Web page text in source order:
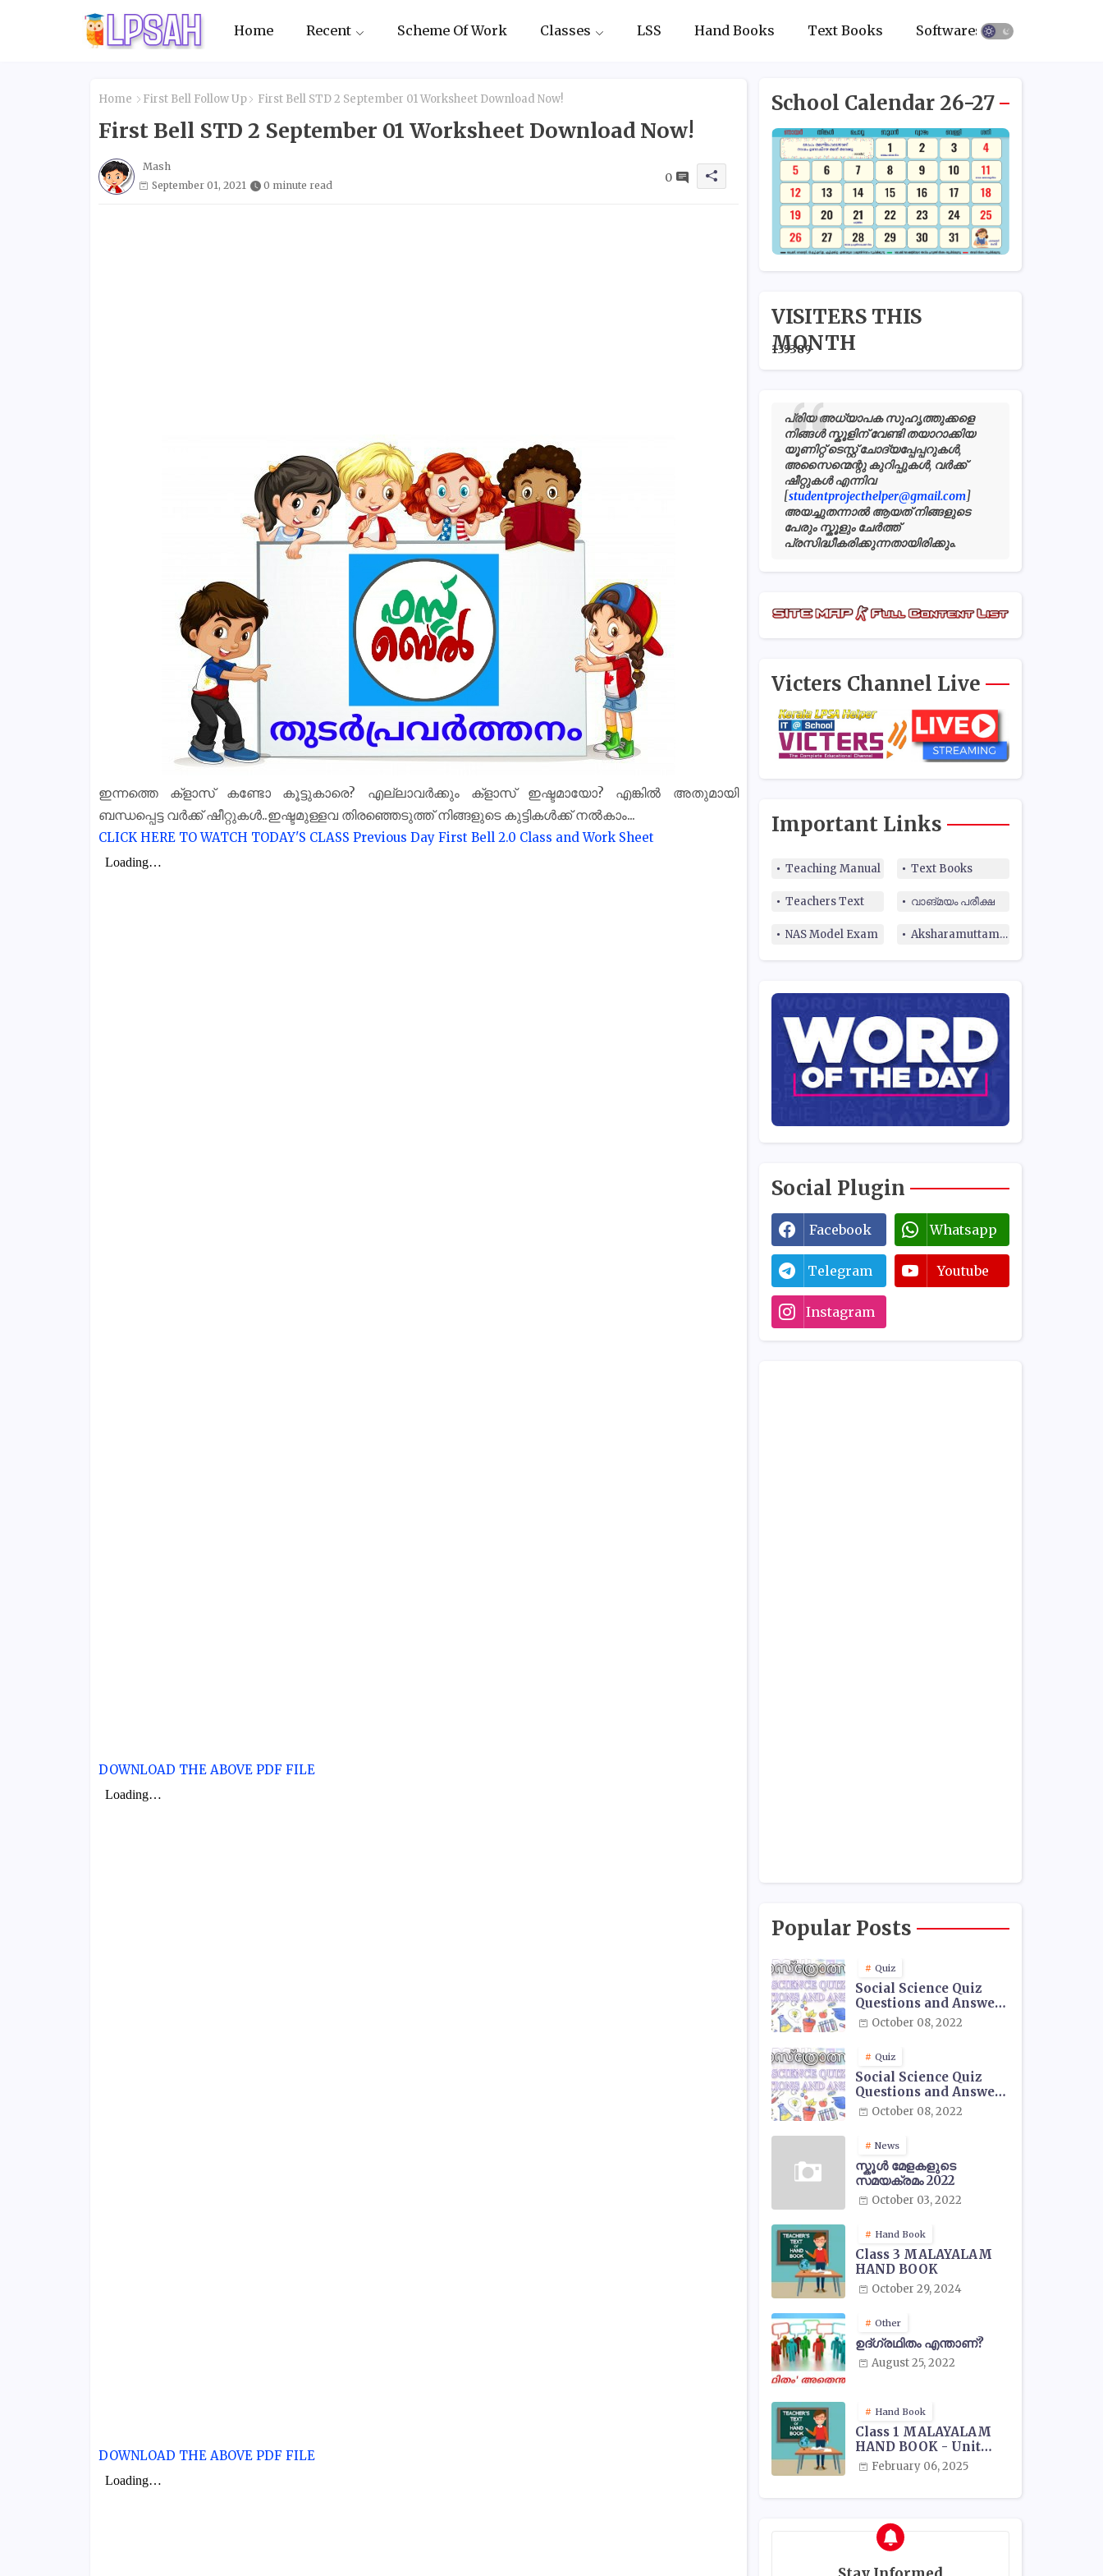
Home Recent Scheme Of Work Classes LSS Hand Books Text Books Softwares
Home First Bell Follow Up First Bell STD 2 September 01 Worksheet Download Now!
First Bell STD 2 September 01 Worksheet Download Now!
Mash
September 01, 2021
0 minute read
0
ഇന്നത്തെ ക്‌ളാസ് കണ്ടോ കൂട്ടുകാരെ? എല്ലാവർക്കും ക്‌ളാസ് ഇഷ്ടമായോ? എങ്കിൽ അതുമായി
ബന്ധപ്പെട്ട വർക്ക് ഷീറ്റുകൾ..ഇഷ്ടമുള്ളവ തിരഞ്ഞെടുത്ത് നിങ്ങളുടെ കുട്ടികൾക്ക് നൽകാം...
CLICK HERE TO WATCH TODAY'S CLASS Previous Day First Bell 2.0 Class and Work Sheet
DOWNLOAD THE ABOVE PDF FILE
DOWNLOAD THE ABOVE PDF FILE
School Calendar 26-27
VISITERS THIS
MONTH
135389
പ്രിയ അധ്യാപക സുഹൃത്തുക്കളെ
നിങ്ങൾ സ്കൂളിന് വേണ്ടി തയാറാക്കിയ
യൂണിറ്റ് ടെസ്റ്റ് ചോദ്യപ്പേപ്പറുകൾ,
അസൈന്മെന്റു കുറിപ്പുകൾ, വർക്ക്
ഷീറ്റുകൾ എന്നിവ
[studentprojecthelper@gmail.com]
അയച്ചുതന്നാൽ ആയത് നിങ്ങളുടെ
പേരും സ്കൂളും ചേർത്ത്
പ്രസിദ്ധീകരിക്കുന്നതായിരിക്കും.
Victers Channel Live
Important Links
Teaching Manual Text Books
Teachers Text വാങ്മയം പരീക്ഷ
NAS Model Exam Aksharamuttam Quiz
Social Plugin
Facebook Whatsapp
Telegram Youtube
Instagram
Popular Posts
Quiz
Social Science Quiz
Questions and Answers
- 01October 08, 2022
Quiz
Social Science Quiz
Questions and Answers
- 02October 08, 2022
News
സ്കൂൾ മേളകളുടെ
സമയക്രമം 2022
October 03, 2022
Hand Book
Class 3 MALAYALAM
HAND BOOK
October 29, 2024
Other
ഉദ്ഗ്രഥിതം എന്താണ്?
August 25, 2022
Hand Book
Class 1 MALAYALAM
HAND BOOK - Unit
WiseFebruary 06, 2025